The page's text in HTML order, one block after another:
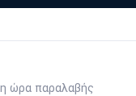
ώρα παραλαβής